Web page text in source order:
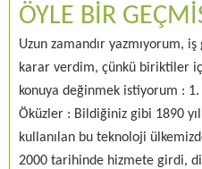
ÖYLE BİR
Uzun zamandır yazmıyorum,
karar verdim, çünkü biriktiler
konuya değinmek istiyorum :
Öküzler : Bildiğiniz gibi 1890
kullanılan bu teknoloji
2000 tarihinde hizmete girdi,